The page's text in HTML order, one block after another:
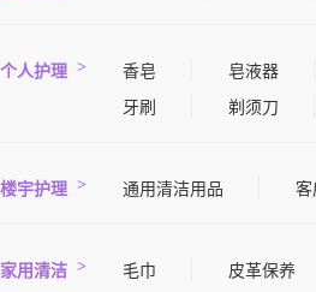
个人护理 香皂 皂液器
牙刷
剃须刀
楼宇护理 通用清洁用品 客
家用清洁 毛巾 皮革保养